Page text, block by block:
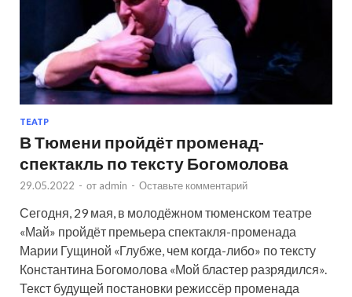
ТЕАТР
В Тюмени пройдёт променад-
спектакль по тексту Богомолова
29.05.2022 - от admin - Оставьте комментарий
Сегодня, 29 мая, в молодёжном тюменском театре
«Май» пройдёт премьера спектакля-променада
Марии Гущиной «Глубже, чем когда-либо» по тексту
Константина Богомолова «Мой бластер разрядился».
Текст будущей постановки режиссёр променада